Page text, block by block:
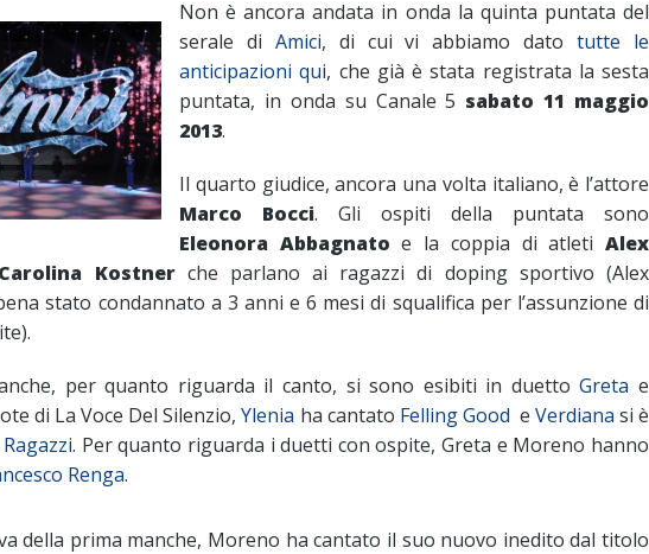
Non è ancora andata in onda la quinta puntata del
serale di Amici, di cui vi abbiamo datotutte le
anticipazioni qui, che già è stata registrata la sesta
puntata, in onda su Canale 5 sabato 11 maggio
2013.
Il quarto giudice, ancora una volta italiano, è l’attore
Marco Bocci. Gli ospiti della puntata sono
Eleonora Abbagnato e la coppia di atleti Alex
Kostnerche parlano ai ragazzi di doping sportivo (Alex
stato condannato a 3 anni e 6 mesi di squalifica per l’assunzione di
per quanto riguarda il canto, si sono esibiti in duettoGreta e
di La Voce Del Silenzio,Ylenia ha cantato Felling Good e Verdiana si è
. Per quanto riguarda i duetti con ospite, Greta e Moreno hanno
Renga.
della prima manche, Moreno ha cantato il suo nuovo inedito dal titolo